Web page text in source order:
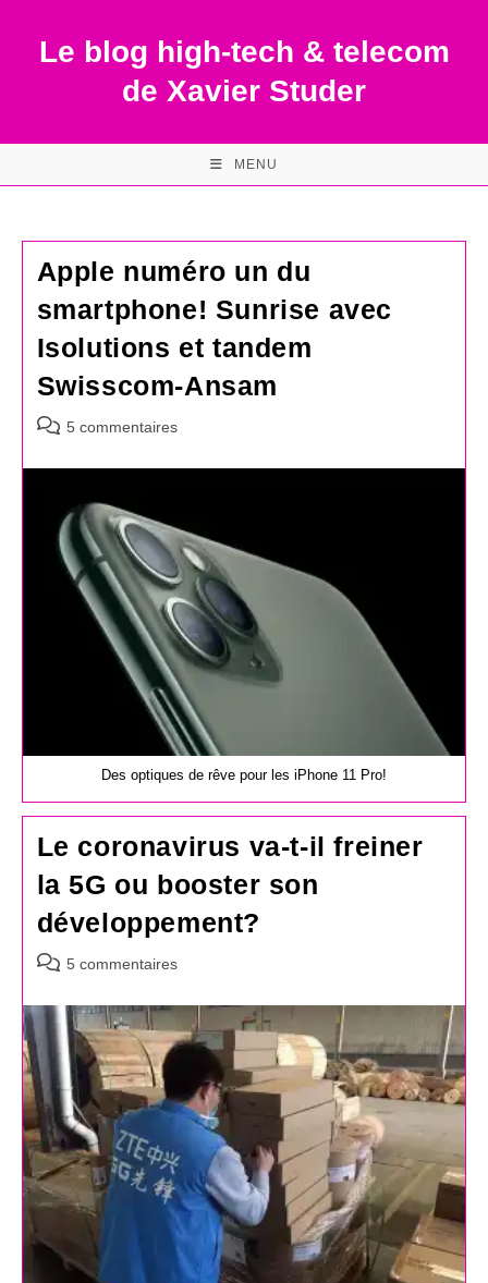
contentLe blog high-tech & telecom
de Xavier Studer
MENU
Apple numéro un du
smartphone! Sunrise avec
Isolutions et tandem
Swisscom-Ansam
Commentaires
la
5 commentaires
Des optiques de rêve pour les iPhone 11 Pro!
Le coronavirus va-t-il freiner
la 5G ou booster son
développement?
Commentaires
la
publication :
5 commentaires